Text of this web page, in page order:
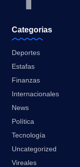
Categorias
Deportes
Estafas
Finanzas
Internacionales
News
Política
Tecnología
Uncategorized
Vireales